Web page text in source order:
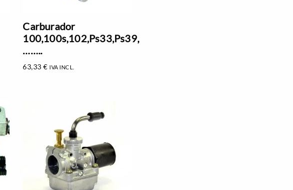
Carburador
100,100s,102,Ps33,Ps39,
……..
63,33€ IVA INCL.